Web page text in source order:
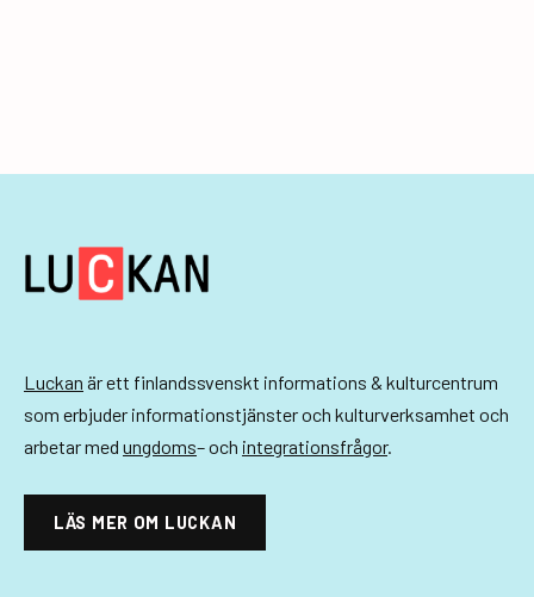
g
a
v
i
Luckan är ett finlandssvenskt informations & kulturcentrum
som erbjuder informationstjänster och kulturverksamhet och
arbetar med ungdoms– och integrationsfrågor.
LÄS MER OM LUCKAN